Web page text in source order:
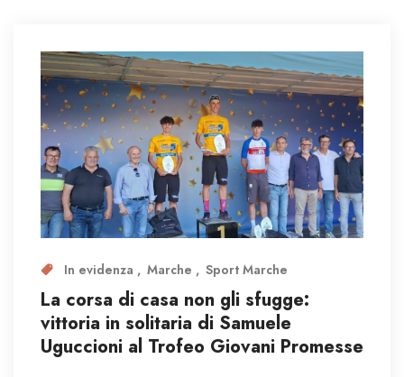
In evidenza Marche Sport Marche
La corsa di casa non gli sfugge:
vittoria in solitaria di Samuele
Uguccioni al Trofeo Giovani Promesse